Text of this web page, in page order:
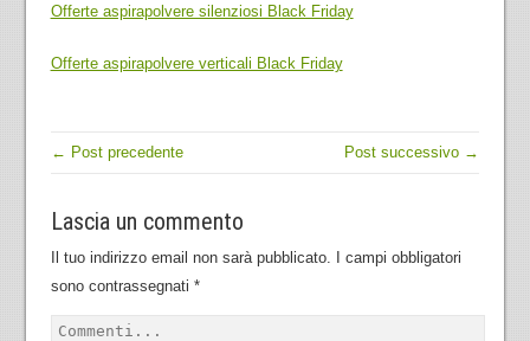
Offerte aspirapolvere silenziosi Black Friday
Offerte aspirapolvere verticali Black Friday
← Post precedente Post successivo →
Lascia un commento
Il tuo indirizzo email non sarà pubblicato. I campi obbligatori
sono contrassegnati *